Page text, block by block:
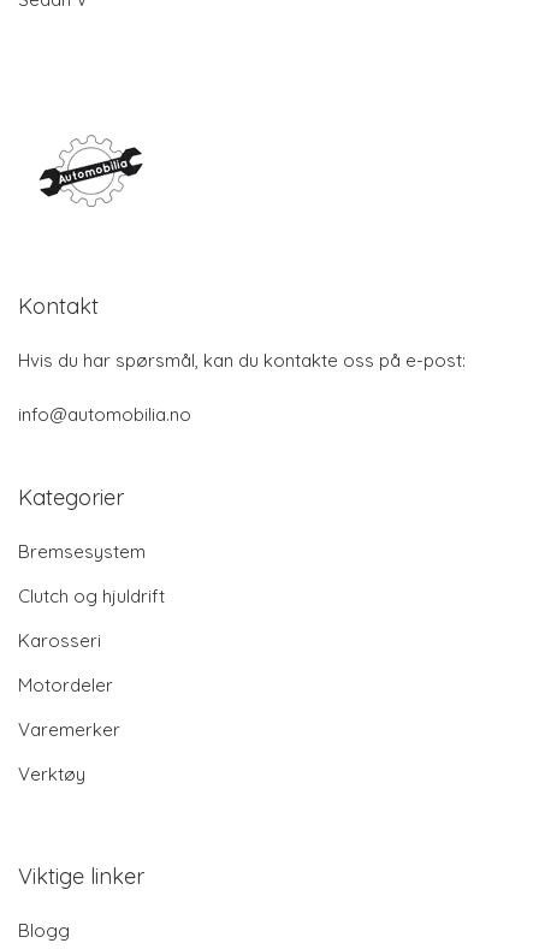
Kontakt
Hvis du har spørsmål, kan du kontakte oss på e-post:
info@automobilia.no
Kategorier
Bremsesystem
Clutch og hjuldrift
Karosseri
Motordeler
Varemerker
Verktøy
Viktige linker
Blogg